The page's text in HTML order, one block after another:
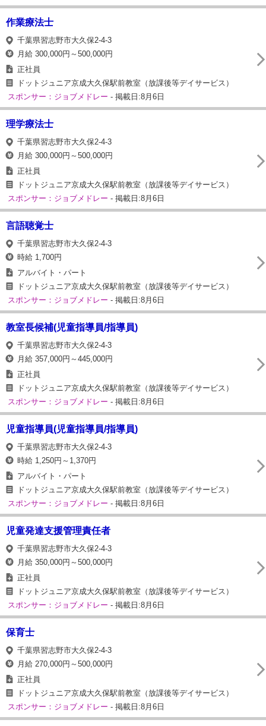
作業療法士
千葉県習志野市大久保2-4-3
月給 300,000円～500,000円
正社員
ドットジュニア京成大久保駅前教室（放課後等デイサービス）
スポンサー：ジョブメドレー - 掲載日:8月6日
理学療法士
千葉県習志野市大久保2-4-3
月給 300,000円～500,000円
正社員
ドットジュニア京成大久保駅前教室（放課後等デイサービス）
スポンサー：ジョブメドレー - 掲載日:8月6日
言語聴覚士
千葉県習志野市大久保2-4-3
時給 1,700円
アルバイト・パート
ドットジュニア京成大久保駅前教室（放課後等デイサービス）
スポンサー：ジョブメドレー - 掲載日:8月6日
教室長候補(児童指導員/指導員)
千葉県習志野市大久保2-4-3
月給 357,000円～445,000円
正社員
ドットジュニア京成大久保駅前教室（放課後等デイサービス）
スポンサー：ジョブメドレー - 掲載日:8月6日
児童指導員(児童指導員/指導員)
千葉県習志野市大久保2-4-3
時給 1,250円～1,370円
アルバイト・パート
ドットジュニア京成大久保駅前教室（放課後等デイサービス）
スポンサー：ジョブメドレー - 掲載日:8月6日
児童発達支援管理責任者
千葉県習志野市大久保2-4-3
月給 350,000円～500,000円
正社員
ドットジュニア京成大久保駅前教室（放課後等デイサービス）
スポンサー：ジョブメドレー - 掲載日:8月6日
保育士
千葉県習志野市大久保2-4-3
月給 270,000円～500,000円
正社員
ドットジュニア京成大久保駅前教室（放課後等デイサービス）
スポンサー：ジョブメドレー - 掲載日:8月6日